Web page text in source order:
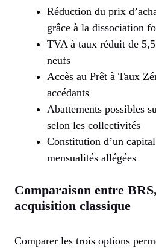
Réduction du prix
grâce à la dissociation
TVA à taux réduit de
neufs
Accès au Prêt à Taux
accédants
Abattements possibles
selon les collectivités
Constitution d’un
mensualités allégées
Comparaison entre
acquisition classique
Comparer les trois options